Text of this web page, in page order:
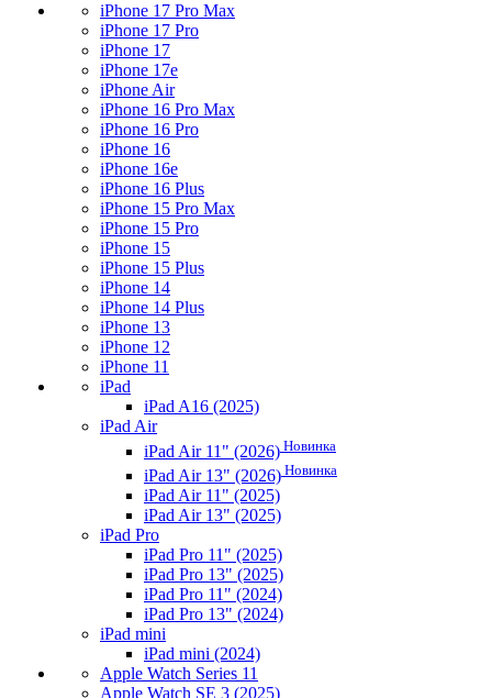
iPhone 17 Pro Max
iPhone 17 Pro
iPhone 17
iPhone 17e
iPhone Air
iPhone 16 Pro Max
iPhone 16 Pro
iPhone 16
iPhone 16e
iPhone 16 Plus
iPhone 15 Pro Max
iPhone 15 Pro
iPhone 15
iPhone 15 Plus
iPhone 14
iPhone 14 Plus
iPhone 13
iPhone 12
iPhone 11
iPad
iPad A16 (2025)
iPad Air
iPad Air 11" (2026) Новинка
iPad Air 13" (2026) Новинка
iPad Air 11" (2025)
iPad Air 13" (2025)
iPad Pro
iPad Pro 11" (2025)
iPad Pro 13" (2025)
iPad Pro 11" (2024)
iPad Pro 13" (2024)
iPad mini
iPad mini (2024)
Apple Watch Series 11
Apple Watch SE 3 (2025)